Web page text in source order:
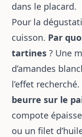
dans le placard.
Pour la
cuisson. Par
tartines ? Une
d’amandes
l’effet recherché.
beurre sur le
compote
ou un filet